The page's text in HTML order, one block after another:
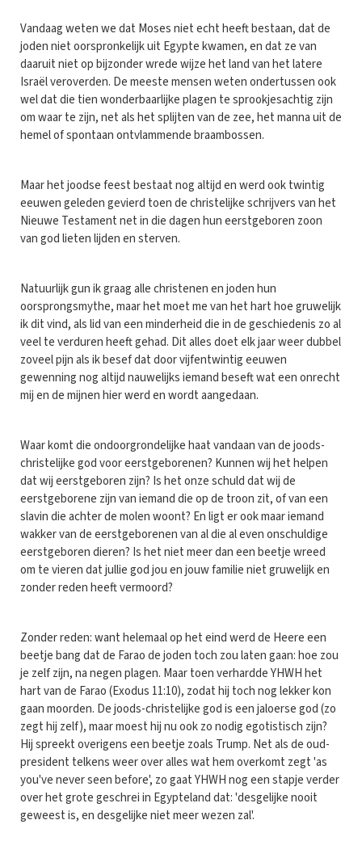
Vandaag weten we dat Moses niet echt heeft bestaan, dat de
joden niet oorspronkelijk uit Egypte kwamen, en dat ze van
daaruit niet op bijzonder wrede wijze het land van het latere
Israël veroverden. De meeste mensen weten ondertussen ook
wel dat die tien wonderbaarlijke plagen te sprookjesachtig zijn
om waar te zijn, net als het splijten van de zee, het manna uit de
hemel of spontaan ontvlammende braambossen.
Maar het joodse feest bestaat nog altijd en werd ook twintig
eeuwen geleden gevierd toen de christelijke schrijvers van het
Nieuwe Testament net in die dagen hun eerstgeboren zoon
van god lieten lijden en sterven.
Natuurlijk gun ik graag alle christenen en joden hun
oorsprongsmythe, maar het moet me van het hart hoe gruwelijk
ik dit vind, als lid van een minderheid die in de geschiedenis zo al
veel te verduren heeft gehad. Dit alles doet elk jaar weer dubbel
zoveel pijn als ik besef dat door vijfentwintig eeuwen
gewenning nog altijd nauwelijks iemand beseft wat een onrecht
mij en de mijnen hier werd en wordt aangedaan.
Waar komt die ondoorgrondelijke haat vandaan van de joods-
christelijke god voor eerstgeborenen? Kunnen wij het helpen
dat wij eerstgeboren zijn? Is het onze schuld dat wij de
eerstgeborene zijn van iemand die op de troon zit, of van een
slavin die achter de molen woont? En ligt er ook maar iemand
wakker van de eerstgeborenen van al die al even onschuldige
eerstgeboren dieren? Is het niet meer dan een beetje wreed
om te vieren dat jullie god jou en jouw familie niet gruwelijk en
zonder reden heeft vermoord?
Zonder reden: want helemaal op het eind werd de Heere een
beetje bang dat de Farao de joden toch zou laten gaan: hoe zou
je zelf zijn, na negen plagen. Maar toen verhardde YHWH het
hart van de Farao (Exodus 11:10), zodat hij toch nog lekker kon
gaan moorden. De joods-christelijke god is een jaloerse god (zo
zegt hij zelf), maar moest hij nu ook zo nodig egotistisch zijn?
Hij spreekt overigens een beetje zoals Trump. Net als de oud-
president telkens weer over alles wat hem overkomt zegt 'as
you've never seen before', zo gaat YHWH nog een stapje verder
over het grote geschrei in Egypteland dat: 'desgelijke nooit
geweest is, en desgelijke niet meer wezen zal'.